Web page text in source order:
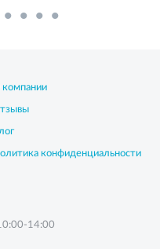
конфиденциальности
14:00